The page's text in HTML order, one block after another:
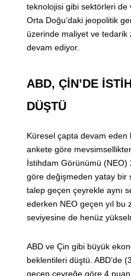
teknolojisi gibi sektörleri de
Orta Doğu’daki jeopolitik
üzerinde maliyet ve tedarik
devam ediyor.
ABD, ÇİN’DE
DÜŞTÜ
Küresel çapta devam eden
ankete göre
İstihdam Görünümü
göre değişmeden yatay bir
talep geçen çeyrekle aynı
ederken NEO geçen yıl bu
seviyesine de henüz
ABD ve Çin gibi büyük
beklentileri düştü. ABD’de
geçen çeyreğe göre 4